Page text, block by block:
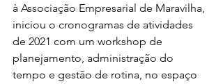
à Associação Empresarial de Maravilha,
iniciou o cronogramas de atividades
de 2021 com um workshop de
planejamento, administração do
tempo e gestão de rotina, no espaço